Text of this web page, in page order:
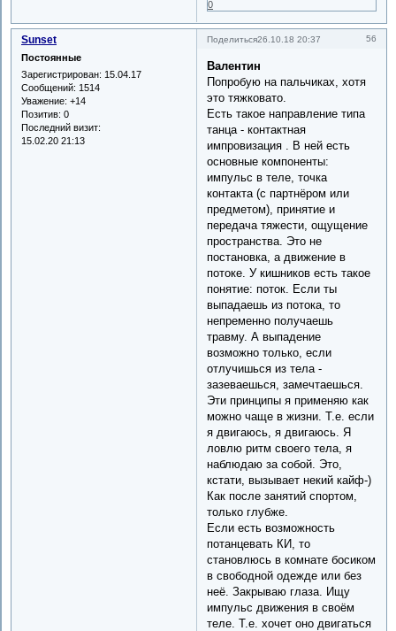
0
Поделиться 56
26.10.18 20:37
Sunset
Постоянные
Зарегистрирован: 15.04.17
Сообщений: 1514
Уважение: +14
Позитив: 0
Последний визит:
15.02.20 21:13
Валентин
Попробую на пальчиках, хотя
это тяжковато.
Есть такое направление типа
танца - контактная
импровизация . В ней есть
основные компоненты:
импульс в теле, точка
контакта (с партнёром или
предметом), принятие и
передача тяжести, ощущение
пространства. Это не
постановка, а движение в
потоке. У кишников есть такое
понятие: поток. Если ты
выпадаешь из потока, то
непременно получаешь
травму. А выпадение
возможно только, если
отлучишься из тела -
зазеваешься, замечтаешься.
Эти принципы я применяю как
можно чаще в жизни. Т.е. если
я двигаюсь, я двигаюсь. Я
ловлю ритм своего тела, я
наблюдаю за собой. Это,
кстати, вызывает некий кайф-)
Как после занятий спортом,
только глубже.
Если есть возможность
потанцевать КИ, то
становлюсь в комнате босиком
в свободной одежде или без
неё. Закрываю глаза. Ищу
импульс движения в своём
теле. Т.е. хочет оно двигаться